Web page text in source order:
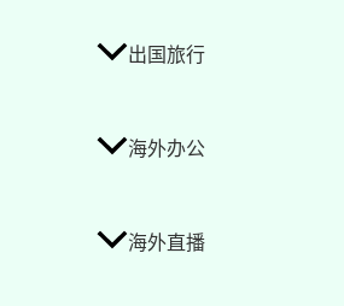
出国旅行
海外办公
海外直播